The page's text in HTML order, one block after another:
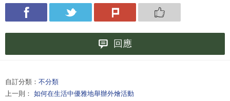
回應
自訂分類： 不分類
上一則： 如何在生活中優雅地舉辦外燴活動